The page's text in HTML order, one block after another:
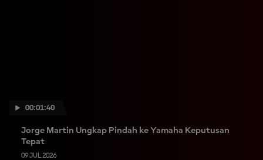
00:01:40
Jorge Martin Ungkap Pindah ke Yamaha Keputusan
Tepat
09 JUL 2026